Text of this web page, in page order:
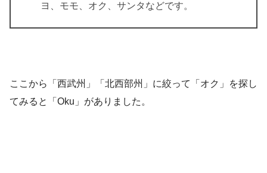
ヨ、モモ、オク、サンタなどです。
ここから「西武州」「北西部州」に絞って「オク」を探し
てみると「Oku」がありました。